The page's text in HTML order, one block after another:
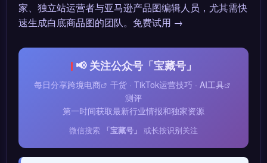
家、独立站运营者与亚马逊产品图编辑人员，尤其需快
速生成白底商品图的团队。免费试用 →
📢 关注公众号「宝藏号」
每日分享跨境电商 干货 · TikTok运营技巧 · AI工具
测评
第一时间获取最新行业情报和独家资源
微信搜索 「宝藏号」 或长按识别关注